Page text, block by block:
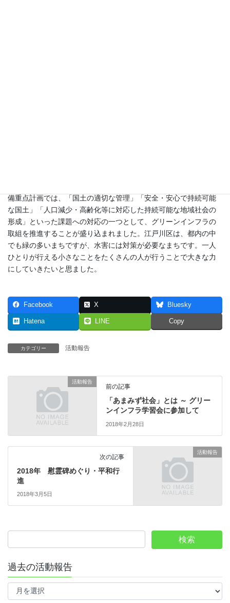
備重点計画では、「国土の適切な管理」「安全・安心で持続可能
な国土」「人口減少・高齢化等に対応した持続可能な地域社会の
形成」といった課題への対応の一つとして、グリーンインフラの
取組を推進することが盛り込まれました。江戸川区は、都内の中
でも緑の多いまちですが、水害には対策が必要なまちです。一人
ひとりが行える小さなことをたくさんの人が行うことで大きな力
にしていきたいと思ました。
Facebook X Bluesky
Hatena LINE Copy
カテゴリー 活動報告
活動報告
前の記事
「あまみず社会」とは ～ グリー
ンインフラ学習会に参加して
2018年2月28日
活動報告
次の記事
2018年 慰霊碑めぐり・平和行
進
2018年3月5日
過去の活動報告
過